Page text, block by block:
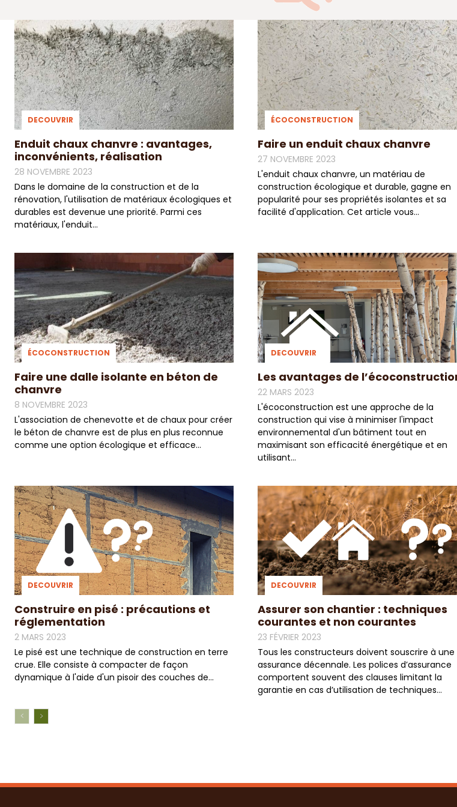
DECOUVRIR
Enduit chaux chanvre : avantages,
inconvénients, réalisation
28 NOVEMBRE 2023
Dans le domaine de la construction et de la
rénovation, l'utilisation de matériaux écologiques et
durables est devenue une priorité. Parmi ces
matériaux, l'enduit...
ÉCOCONSTRUCTION
Faire un enduit chaux chanvre
27 NOVEMBRE 2023
L'enduit chaux chanvre, un matériau de
construction écologique et durable, gagne en
popularité pour ses propriétés isolantes et sa
facilité d'application. Cet article vous...
ÉCOCONSTRUCTION
Faire une dalle isolante en béton de
chanvre
8 NOVEMBRE 2023
L'association de chenevotte et de chaux pour créer
le béton de chanvre est de plus en plus reconnue
comme une option écologique et efficace...
DECOUVRIR
Les avantages de
22 MARS 2023
L'écoconstruction est une approche de la
construction qui vise à minimiser l'impact
environnemental d'un bâtiment tout en
maximisant son efficacité énergétique et en
utilisant...
DECOUVRIR
Construire en pisé : précautions et
réglementation
2 MARS 2023
Le pisé est une technique de construction en terre
crue. Elle consiste à compacter de façon
dynamique à l'aide d'un pisoir des couches de...
DECOUVRIR
Assurer son chantier : techniques
courantes et non courantes
23 FÉVRIER 2023
Tous les constructeurs doivent souscrire à une
assurance décennale. Les polices d’assurance
comportent souvent des clauses limitant la
garantie en cas d’utilisation de techniques...